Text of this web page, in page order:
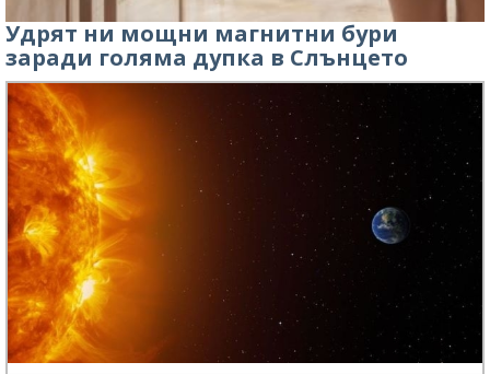
Удрят ни мощни магнитни бури
заради голяма дупка в Слънцето